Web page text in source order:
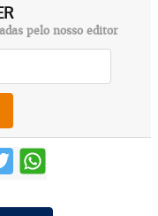
pelo nosso editor